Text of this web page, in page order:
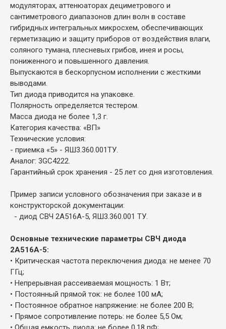
модуляторах, аттенюаторах дециметрового и
сантиметрового диапазонов длин волн в составе
гибридных интегральных микросхем, обеспечивающих
герметизацию и защиту приборов от воздействия влаги,
соляного тумана, плесневых грибов, инея и росы,
пониженного и повышенного давления.
Выпускаются в бескорпусном исполнении с жесткими
выводами.
Тип диода приводится на упаковке.
Полярность определяется тестером.
Масса диода не более 1,3 г.
Категория качества: «ВП»
Технические условия:
- приемка «5» - ЯШ3.360.001ТУ.
Аналог: 3GC4222.
Гарантийный срок хранения - 25 лет со дня изготовления.
Пример записи условного обозначения при заказе и в
конструкторской документации:
- диод СВЧ 2А516А-5, ЯШ3.360.001 ТУ.
Основные технические параметры СВЧ диода
2А516А-5:
• Критическая частота переключения диода: не менее 70
ГГц;
• Непрерывная рассеиваемая мощность: 1 Вт;
• Постоянный прямой ток: не более 100 мА;
• Постоянное обратное напряжение: не более 200 В;
• Прямое сопротивление потерь: не более 5,5 Ом;